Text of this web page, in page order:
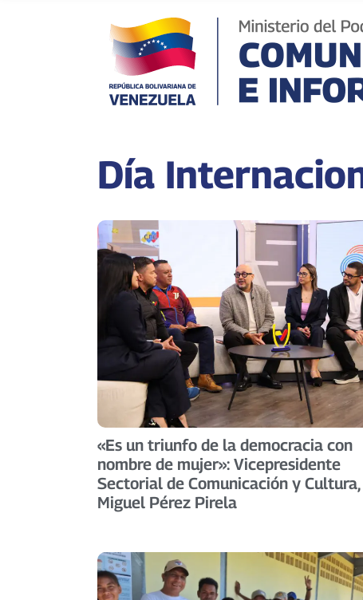
Día
«Es un triunfo de la democracia con
nombre de mujer»: Vicepresidente
Sectorial de Comunicación y Cultura,
Miguel Pérez Pirela